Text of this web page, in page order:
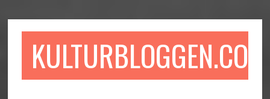
till
till
sidofältet
till
KULTURBLOGGEN.COM